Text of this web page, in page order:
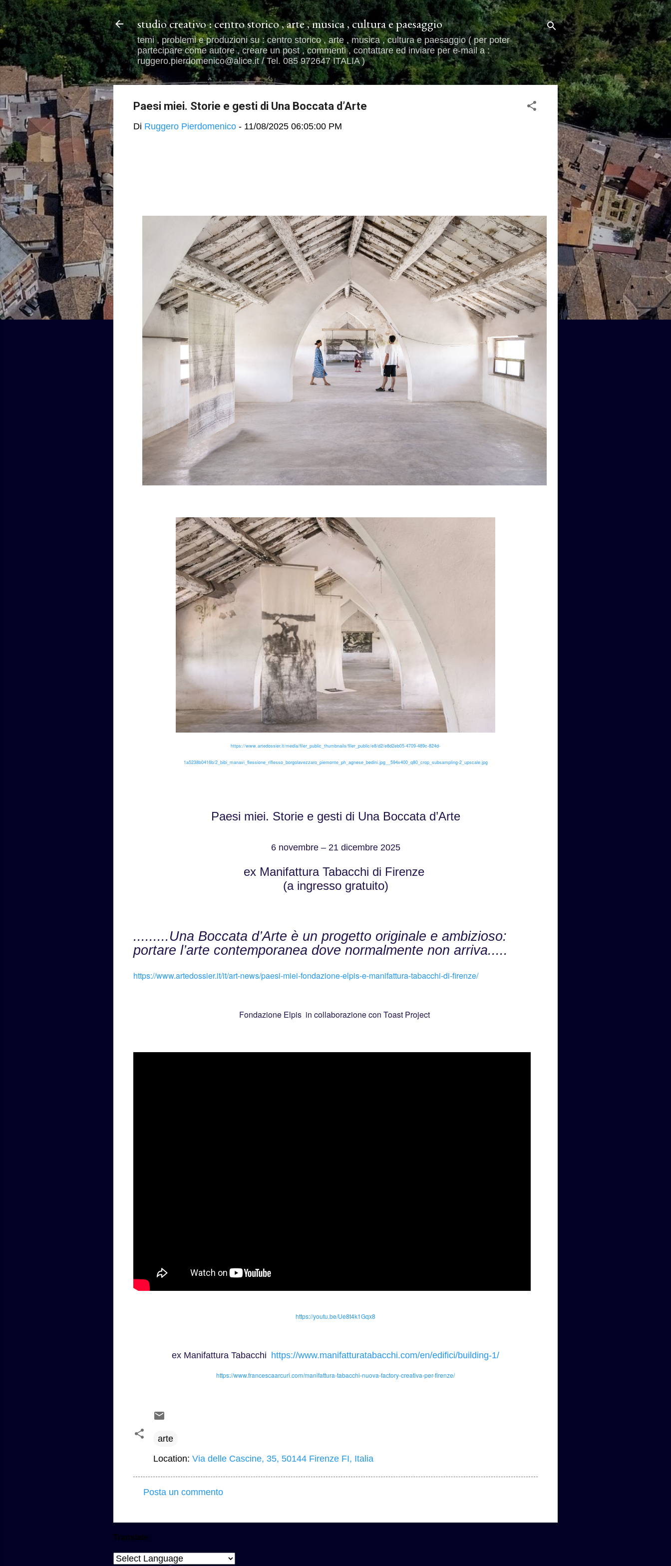
Passa ai contenuti principali
studio creativo : centro storico , arte , musica , cultura e paesaggio
temi , problemi e produzioni su : centro storico , arte , musica , cultura e paesaggio ( per poter
partecipare come autore , creare un post , commenti , contattare ed inviare per e-mail a :
ruggero.pierdomenico@alice.it / Tel. 085 972647 ITALIA )
Paesi miei. Storie e gesti di Una Boccata d’Arte
Di Ruggero Pierdomenico - 11/08/2025 06:05:00 PM
https://www.artedossier.it/media/filer_public_thumbnails/filer_public/e8/d2/e8d2eb05-4709-489c-824d-
1a5238b0416b/2_bibi_manavi_flessione_riflesso_borgolavezzaro_piemonte_ph_agnese_bedini.jpg__594x400_q80_crop_subsampling-2_upscale.jpg
Paesi miei. Storie e gesti di Una Boccata d’Arte
6 novembre – 21 dicembre 2025
ex Manifattura Tabacchi di Firenze
(a ingresso gratuito)
.........Una Boccata d’Arte è un progetto originale e ambizioso:
portare l’arte contemporanea dove normalmente non arriva.....
https://www.artedossier.it/it/art-news/paesi-miei-fondazione-elpis-e-manifattura-tabacchi-di-firenze/
Fondazione Elpis in collaborazione con Toast Project
https://youtu.be/Ue8t4k1Gqx8
ex Manifattura Tabacchi https://www.manifatturatabacchi.com/en/edifici/building-1/
https://www.francescaarcuri.com/manifattura-tabacchi-nuova-factory-creativa-per-firenze/
arte
Location: Via delle Cascine, 35, 50144 Firenze FI, Italia
e
Posta un commento
Translate